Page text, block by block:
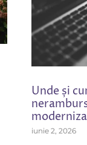
Unde și
iunie 2, 2026